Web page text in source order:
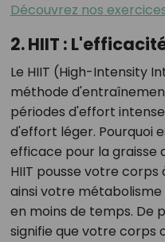
Découvrez nos
2. HIIT :
Le HIIT (High-Intensity
méthode
périodes d'effort
d'effort léger. Pourquoi
efficace pour la graisse
HIIT pousse votre
ainsi votre
en moins de temps. De
signifie que votre corps